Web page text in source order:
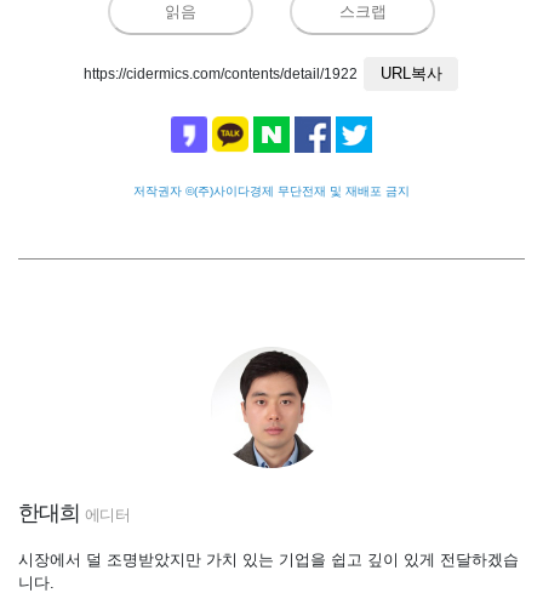
읽음 스크랩
https://cidermics.com/contents/detail/1922 URL복사
저작권자 ©(주)사이다경제 무단전재 및 재배포 금지
한대희 에디터
시장에서 덜 조명받았지만 가치 있는 기업을 쉽고 깊이 있게 전달하겠습
니다.